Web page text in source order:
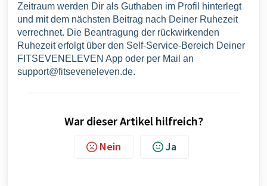
Zeitraum werden Dir als Guthaben im Profil hinterlegt
und mit dem nächsten Beitrag nach Deiner Ruhezeit
verrechnet. Die Beantragung der rückwirkenden
Ruhezeit erfolgt über den Self-Service-Bereich Deiner
FITSEVENELEVEN App oder per Mail an
support@fitseveneleven.de.
War dieser Artikel hilfreich?
Nein Ja